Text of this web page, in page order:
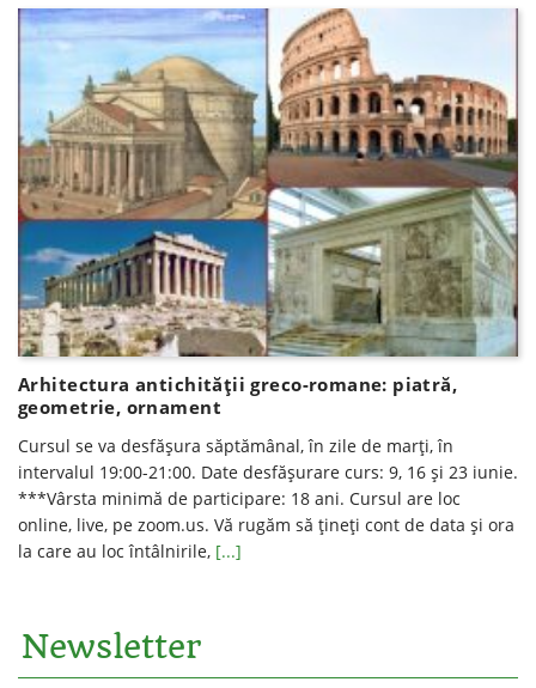
Arhitectura antichității greco-romane: piatră,
geometrie, ornament
Cursul se va desfăşura săptămânal, în zile de marți, în
intervalul 19:00-21:00. Date desfăşurare curs: 9, 16 şi 23 iunie.
***Vârsta minimă de participare: 18 ani. Cursul are loc
online, live, pe zoom.us. Vă rugăm să ţineţi cont de data şi ora
la care au loc întâlnirile, [...]
Newsletter